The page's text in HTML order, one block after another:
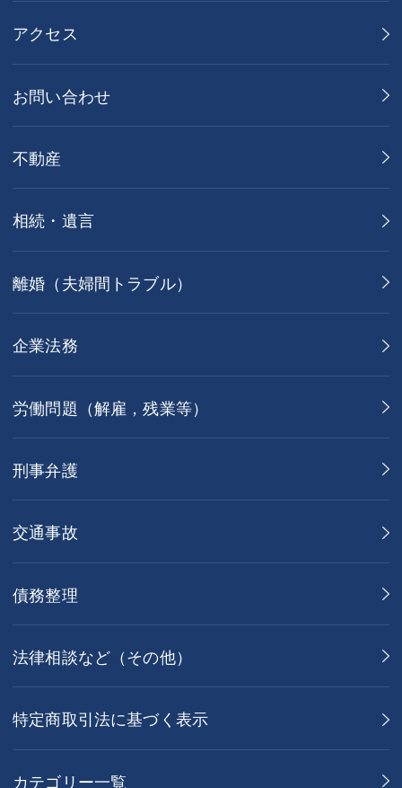
アクセス
お問い合わせ
不動産
相続・遺言
離婚（夫婦間トラブル）
企業法務
労働問題（解雇，残業等）
刑事弁護
交通事故
債務整理
法律相談など（その他）
特定商取引法に基づく表示
カテゴリー一覧